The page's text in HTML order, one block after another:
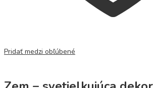
Pridať medzi obľúbené